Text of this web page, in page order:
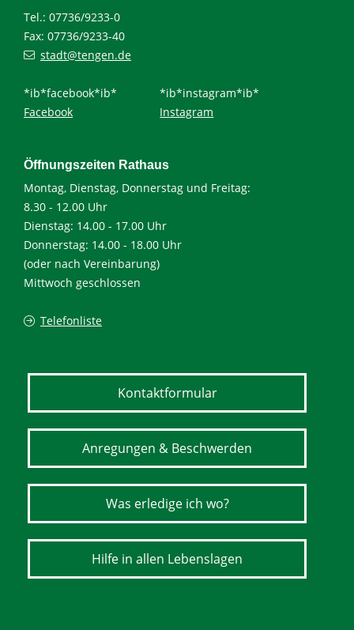
Tel.: 07736/9233-0
Fax: 07736/9233-40
stadt@tengen.de
*ib*facebook*ib*
Facebook
*ib*instagram*ib*
Instagram
Öffnungszeiten Rathaus
Montag, Dienstag, Donnerstag und Freitag:
8.30 - 12.00 Uhr
Dienstag: 14.00 - 17.00 Uhr
Donnerstag: 14.00 - 18.00 Uhr
(oder nach Vereinbarung)
Mittwoch geschlossen
Telefonliste
Kontaktformular
Anregungen & Beschwerden
Was erledige ich wo?
Hilfe in allen Lebenslagen